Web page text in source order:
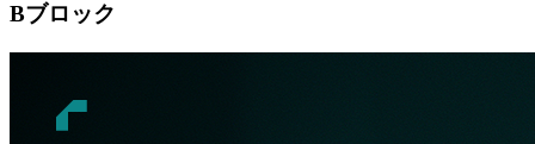
Bブロック